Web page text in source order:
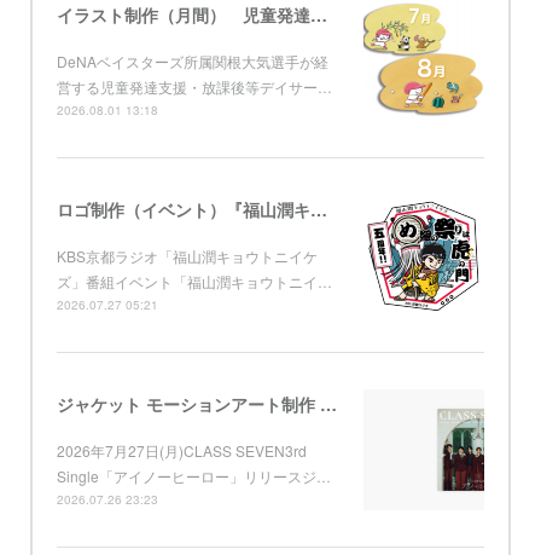
イラスト制作（月間） 児童発達支援・放課後等デイサービス グローブ
DeNAベイスターズ所属関根大気選手が経
営する児童発達支援・放課後等デイサー…
2026.08.01 13:18
ロゴ制作（イベント）『福山潤キョウトニイケズ ～五周年！め組の祭りは虎ノ門』 KBS京都
KBS京都ラジオ「福山潤キョウトニイケ
ズ」番組イベント「福山潤キョウトニイ…
2026.07.27 05:21
ジャケット モーションアート制作 （Apple Music) CLASS SEVEN 3rd Single「アイノーヒーロー」
2026年7月27日(月)CLASS SEVEN3rd
Single「アイノーヒーロー」リリースジ…
2026.07.26 23:23